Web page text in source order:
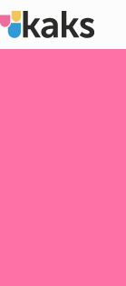
Siirry
sisältöön